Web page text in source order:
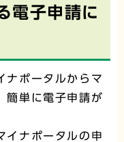
電子申請に
ナポータルからマ
簡単に電子申請が
イナポータルの申